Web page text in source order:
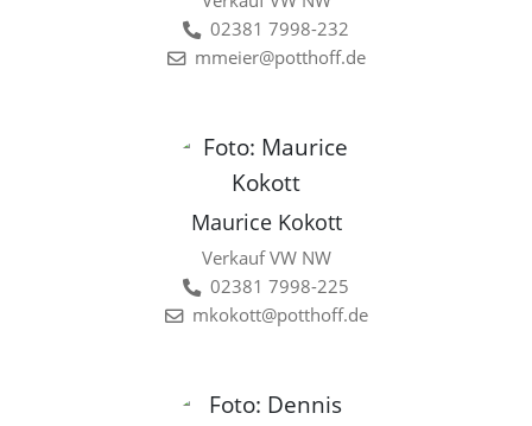
02381 7998-232
mmeier@potthoff.de
Maurice Kokott
Verkauf VW NW
02381 7998-225
mkokott@potthoff.de